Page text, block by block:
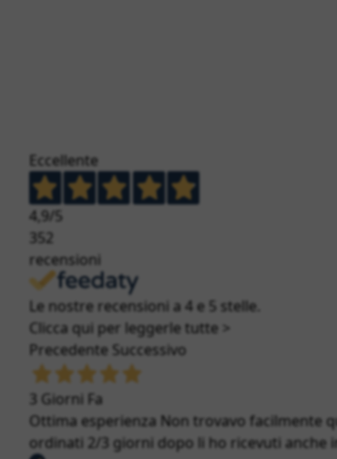
Eccellente
4,9/5
352
recensioni
Le nostre recensioni a 4 e 5 stelle.
Clicca qui per leggerle tutte >
Precedente Successivo
3 Giorni Fa
Ottima esperienza Non trovavo facilmente
ordinati 2/3 giorni dopo li ho ricevuti anche